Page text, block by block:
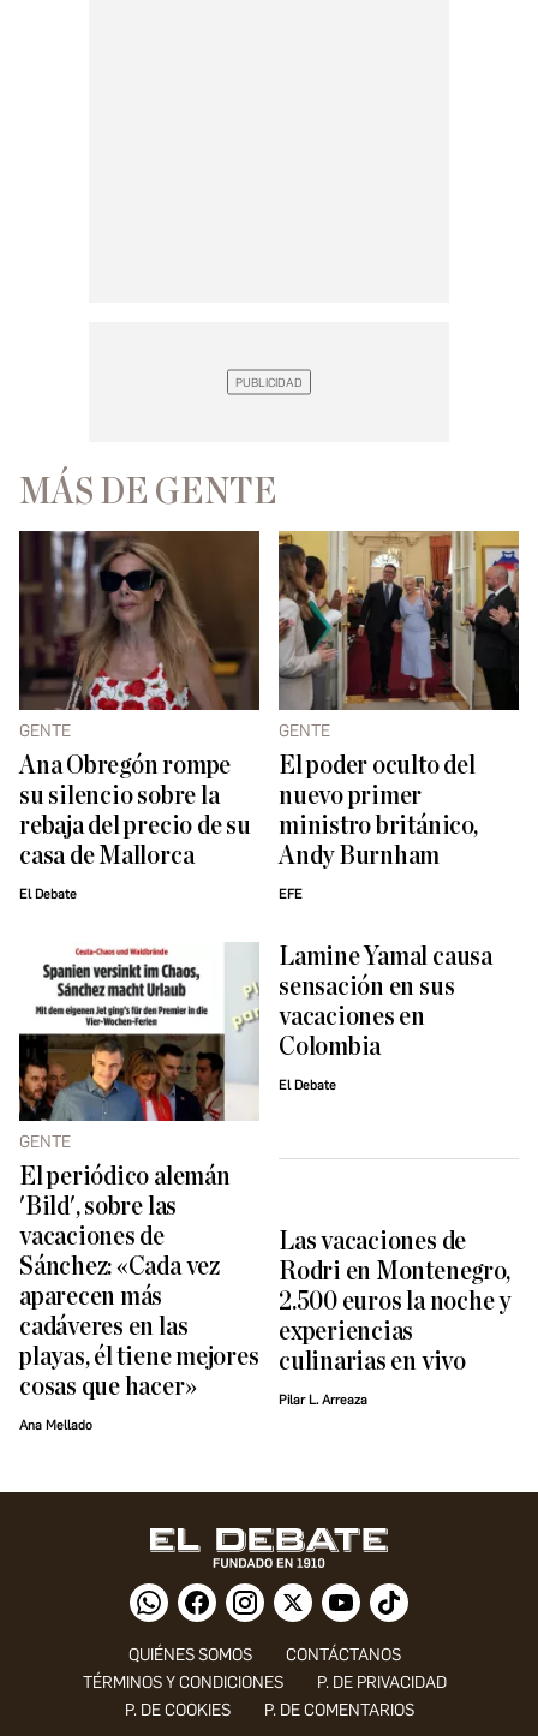
MÁS DE GENTE
GENTE
Ana Obregón rompe
su silencio sobre la
rebaja del precio de su
casa de Mallorca
El Debate
GENTE
El poder oculto del
nuevo primer
ministro británico,
Andy Burnham
EFE
GENTE
El periódico alemán
'Bild', sobre las
vacaciones de
Sánchez: «Cada vez
aparecen más
cadáveres en las
playas, él tiene mejores
cosas que hacer»
Ana Mellado
Lamine Yamal causa
sensación en sus
vacaciones en
Colombia
El Debate
Las vacaciones de
Rodri en Montenegro,
2.500 euros la noche y
experiencias
culinarias en vivo
Pilar L. Arreaza
QUIÉNES SOMOS
CONTÁCTANOS
TÉRMINOS Y CONDICIONES
P. DE PRIVACIDAD
P. DE COOKIES
P. DE COMENTARIOS